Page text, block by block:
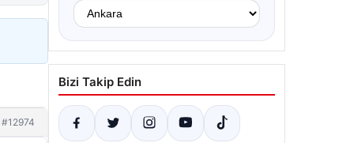
#12974
Bizi Takip Edin